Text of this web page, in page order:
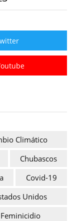
Climático
Chubascos
Covid-19
Unidos
Feminicidio